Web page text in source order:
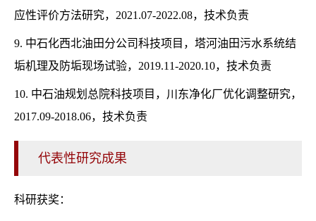
应性评价方法研究，2021.07-2022.08，技术负责
9. 中石化西北油田分公司科技项目，塔河油田污水系统结
垢机理及防垢现场试验，2019.11-2020.10，技术负责
10. 中石油规划总院科技项目，川东净化厂优化调整研究，
2017.09-2018.06，技术负责
代表性研究成果
科研获奖：